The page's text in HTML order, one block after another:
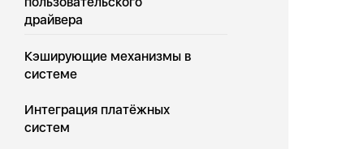
драйвера
Кэширующие механизмы в
системе
Интеграция платёжных
систем